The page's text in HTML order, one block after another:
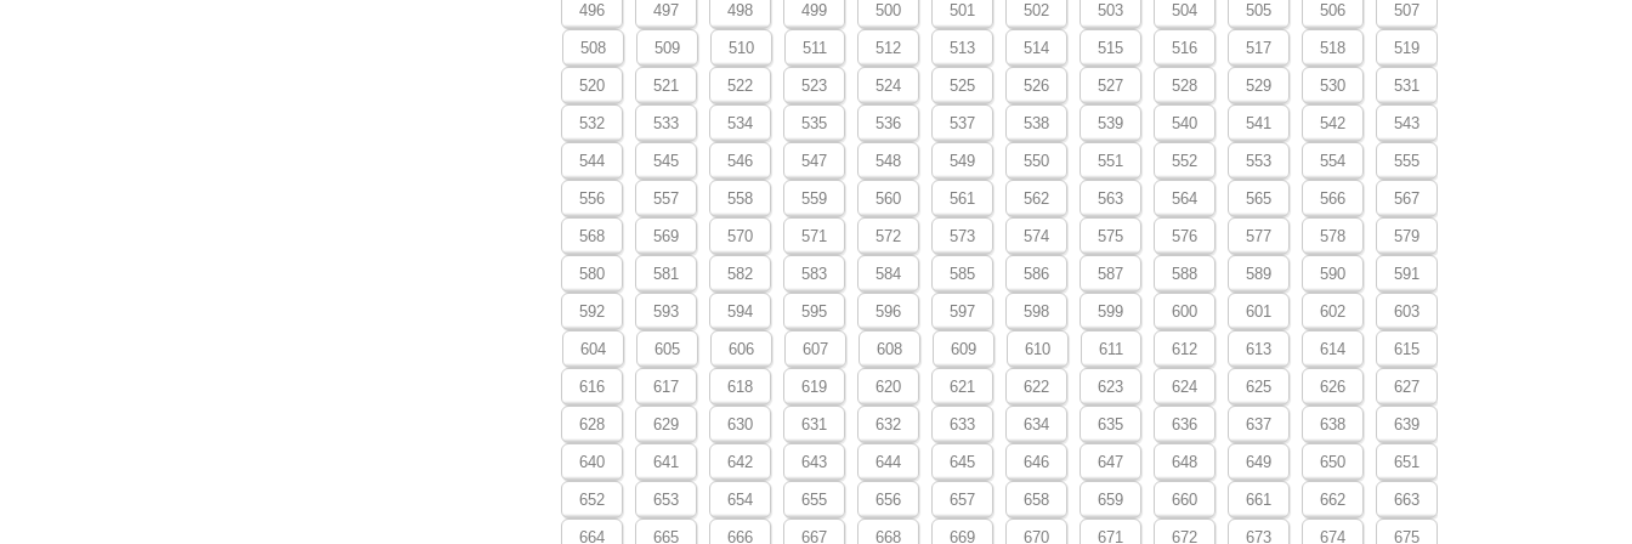
496 497 498 499 500 501 502 503 504 505 506 507
508 509 510 511 512 513 514 515 516 517 518 519
520 521 522 523 524 525 526 527 528 529 530 531
532 533 534 535 536 537 538 539 540 541 542 543
544 545 546 547 548 549 550 551 552 553 554 555
556 557 558 559 560 561 562 563 564 565 566 567
568 569 570 571 572 573 574 575 576 577 578 579
580 581 582 583 584 585 586 587 588 589 590 591
592 593 594 595 596 597 598 599 600 601 602 603
604 605 606 607 608 609 610 611 612 613 614 615
616 617 618 619 620 621 622 623 624 625 626 627
628 629 630 631 632 633 634 635 636 637 638 639
640 641 642 643 644 645 646 647 648 649 650 651
652 653 654 655 656 657 658 659 660 661 662 663
664 665 666 667 668 669 670 671 672 673 674 675